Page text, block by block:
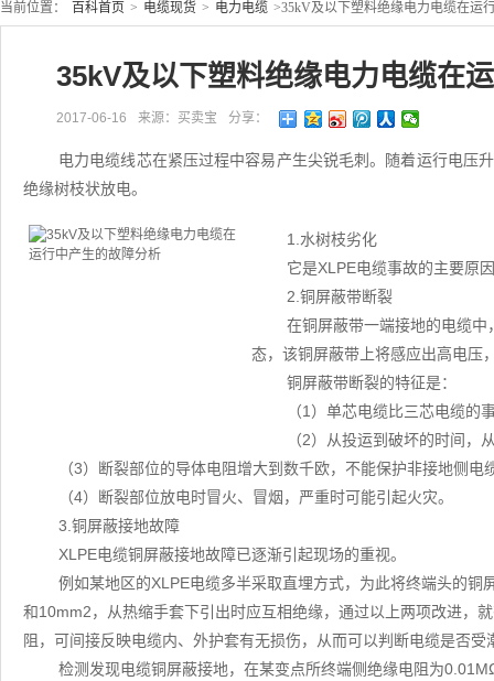
当前位置： 百科首页 > 电缆现货 > 电力电缆 >35kV及以下塑料绝缘电力电缆在运
35kV及以下塑料绝缘电力电缆在
2017-06-16 来源：买卖宝 分享：
电力电缆线芯在紧压过程中容易产生尖锐毛刺。随着运行电压
绝缘树枝状放电。
1.水树枝劣化
它是XLPE电缆事故的主要原
2.铜屏蔽带断裂
在铜屏蔽带一端接地的电缆
态，该铜屏蔽带上将感应出高电压
铜屏蔽带断裂的特征是：
（1）单芯电缆比三芯电缆的
（2）从投运到破坏的时间，
（3）断裂部位的导体电阻增大到数千欧，不能保护非接地侧电
（4）断裂部位放电时冒火、冒烟，严重时可能引起火灾。
3.铜屏蔽接地故障
XLPE电缆铜屏蔽接地故障已逐渐引起现场的重视。
例如某地区的XLPE电缆多半采取直埋方式，为此将终端头的
和10mm2，从热缩手套下引出时应互相绝缘，通过以上两项改进，
阻，可间接反映电缆内、外护套有无损伤，从而可以判断电缆是否受
检测发现电缆铜屏蔽接地，在某变点所终端侧绝缘电阻为